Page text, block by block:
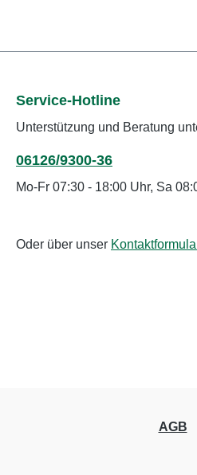
Service-Hotline
Unterstützung und Beratung
06126/9300-36
Mo-Fr 07:30 - 18:00 Uhr, Sa
Oder über unser
AGB